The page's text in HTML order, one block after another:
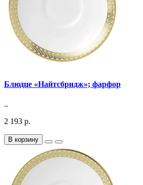
Блюдце «Найтсбридж»; фарфор
..
2 193 р.
В корзину